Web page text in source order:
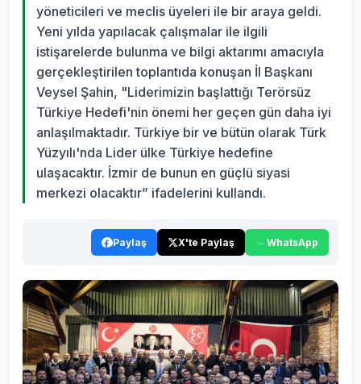
yöneticileri ve meclis üyeleri ile bir araya geldi.
Yeni yılda yapılacak çalışmalar ile ilgili
istişarelerde bulunma ve bilgi aktarımı amacıyla
gerçekleştirilen toplantıda konuşan İl Başkanı
Veysel Şahin, "Liderimizin başlattığı Terörsüz
Türkiye Hedefi'nin önemi her geçen gün daha iyi
anlaşılmaktadır. Türkiye bir ve bütün olarak Türk
Yüzyılı'nda Lider ülke Türkiye hedefine
ulaşacaktır. İzmir de bunun en güçlü siyasi
merkezi olacaktır” ifadelerini kullandı.
Paylaş X'te Paylaş WhatsApp